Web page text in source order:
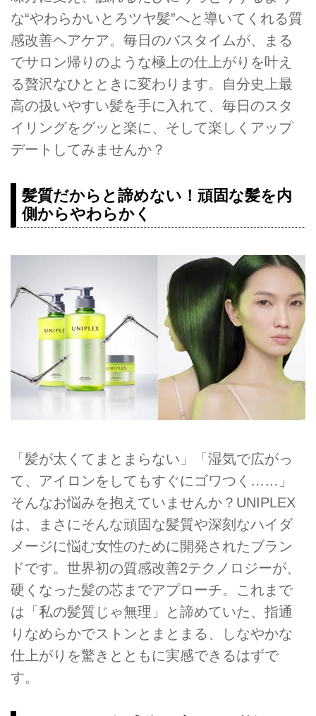
な“やわらかいとろツヤ髪”へと導いてくれる質
感改善ヘアケア。毎日のバスタイムが、まる
でサロン帰りのような極上の仕上がりを叶え
る贅沢なひとときに変わります。自分史上最
高の扱いやすい髪を手に入れて、毎日のスタ
イリングをグッと楽に、そして楽しくアップ
デートしてみませんか？
髪質だからと諦めない！頑固な髪を内
側からやわらかく
「髪が太くてまとまらない」「湿気で広がっ
て、アイロンをしてもすぐにゴワつく……」
そんなお悩みを抱えていませんか？UNIPLEX
は、まさにそんな頑固な髪質や深刻なハイダ
メージに悩む女性のために開発されたブラン
ドです。世界初の質感改善2テクノロジーが、
硬くなった髪の芯までアプローチ。これまで
は「私の髪質じゃ無理」と諦めていた、指通
りなめらかでストンとまとまる、しなやかな
仕上がりを驚きとともに実感できるはずで
す。